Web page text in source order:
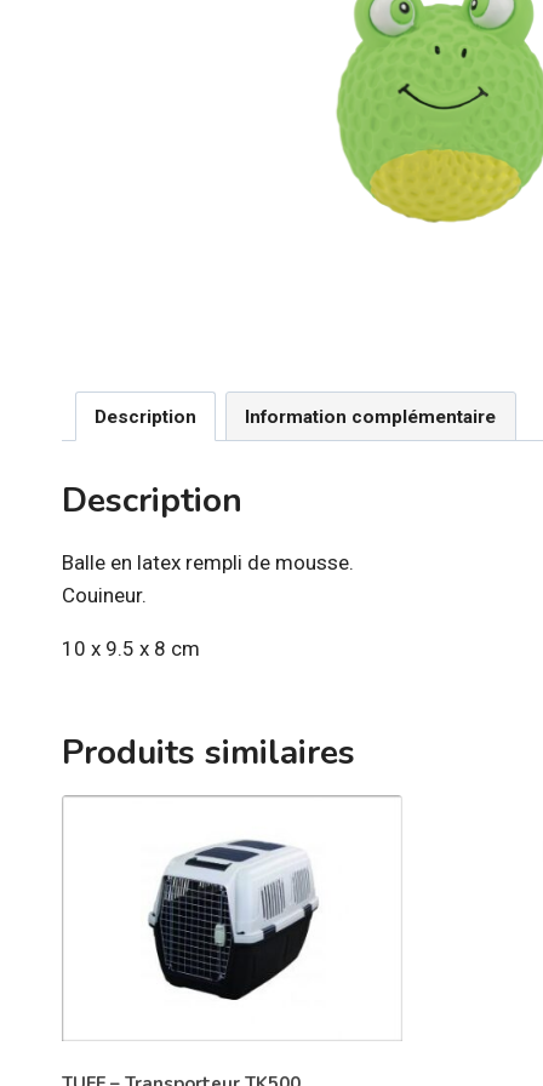
Description Information complémentaire
Description
Balle en latex rempli de mousse.
Couineur.
10 x 9.5 x 8 cm
Produits similaires